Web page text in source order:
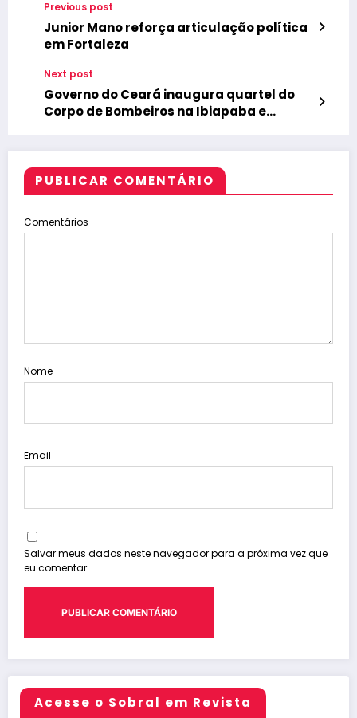
Previous post
Junior Mano reforça articulação política
em Fortaleza
Next post
Governo do Ceará inaugura quartel do
Corpo de Bombeiros na Ibiapaba e
PUBLICAR COMENTÁRIO
Comentários
Nome
Email
Salvar meus dados neste navegador para a próxima vez que
eu comentar.
Acesse o Sobral em Revista